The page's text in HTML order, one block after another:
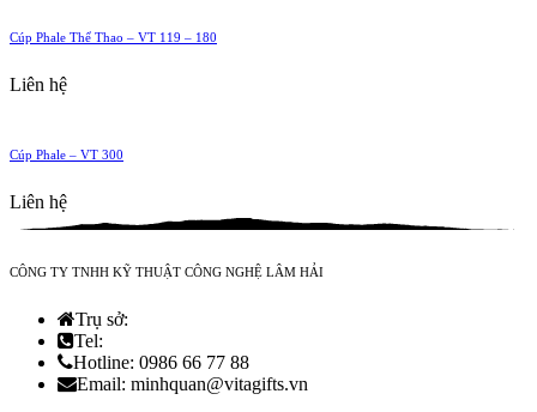
Cúp Phale Thể Thao – VT 119 – 180
Liên hệ
Cúp Phale – VT 300
Liên hệ
CÔNG TY TNHH KỸ THUẬT CÔNG NGHỆ LÂM HẢI
Trụ sở:
Tel:
Hotline: 0986 66 77 88
Email: minhquan@vitagifts.vn